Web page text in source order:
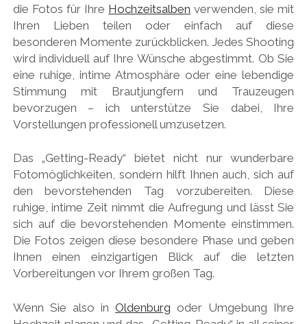
die Fotos für Ihre Hochzeitsalben verwenden, sie mit
Ihren Lieben teilen oder einfach auf diese
besonderen Momente zurückblicken. Jedes Shooting
wird individuell auf Ihre Wünsche abgestimmt. Ob Sie
eine ruhige, intime Atmosphäre oder eine lebendige
Stimmung mit Brautjungfern und Trauzeugen
bevorzugen – ich unterstütze Sie dabei, Ihre
Vorstellungen professionell umzusetzen.
Das „Getting-Ready“ bietet nicht nur wunderbare
Fotomöglichkeiten, sondern hilft Ihnen auch, sich auf
den bevorstehenden Tag vorzubereiten. Diese
ruhige, intime Zeit nimmt die Aufregung und lässt Sie
sich auf die bevorstehenden Momente einstimmen.
Die Fotos zeigen diese besondere Phase und geben
Ihnen einen einzigartigen Blick auf die letzten
Vorbereitungen vor Ihrem großen Tag.
Wenn Sie also inOldenburg oder Umgebung Ihre